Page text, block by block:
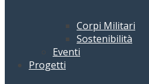
Corpi Militari
Sostenibilità
Eventi
Progetti